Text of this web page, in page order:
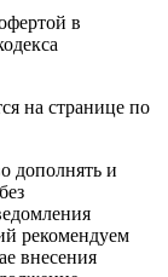
в
на странице по
дополнять и
рекомендуем
внесения